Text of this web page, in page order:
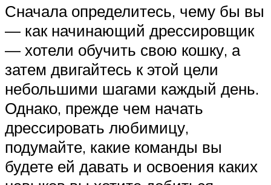
Сначала определитесь, чему бы вы
— как начинающий дрессировщик
— хотели обучить свою кошку, а
затем двигайтесь к этой цели
небольшими шагами каждый день.
Однако, прежде чем начать
дрессировать любимицу,
подумайте, какие команды вы
будете ей давать и освоения каких